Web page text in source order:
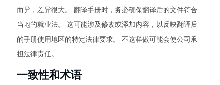
而异，差异很大。 翻译手册时，务必确保翻译后的文件符合
当地的就业法。 这可能涉及修改或添加内容，以反映翻译后
的手册使用地区的特定法律要求。 不这样做可能会使公司承
担法律责任。
一致性和术语